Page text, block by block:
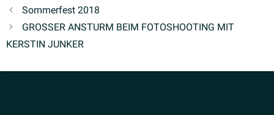
Sommerfest 2018
GROSSER ANSTURM BEIM FOTOSHOOTING MIT
KERSTIN JUNKER